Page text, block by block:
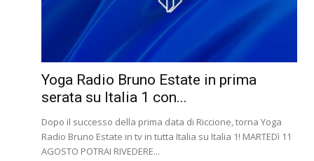
Yoga Radio Bruno Estate in prima
serata su Italia 1 con...
Dopo il successo della prima data di Riccione, torna Yoga
Radio Bruno Estate in tv in tutta Italia su Italia 1! MARTEDì 11
AGOSTO POTRAI RIVEDERE...